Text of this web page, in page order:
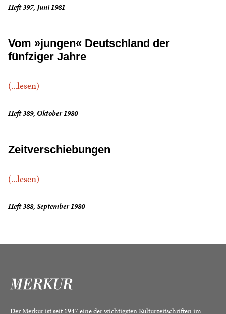
Heft 397, Juni 1981
Vom »jungen« Deutschland der
fünfziger Jahre
(...lesen)
Heft 389, Oktober 1980
Zeitverschiebungen
(...lesen)
Heft 388, September 1980
Der Merkur ist seit 1947 eine der wichtigsten Kulturzeitschriften im